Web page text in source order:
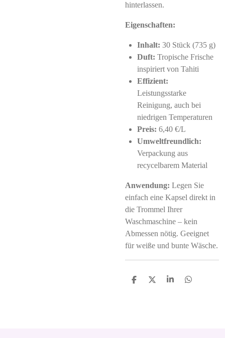
hinterlassen.
Eigenschaften:
Inhalt: 30 Stück (735 g)
Duft: Tropische Frische
inspiriert von Tahiti
Effizient:
Leistungsstarke
Reinigung, auch bei
niedrigen Temperaturen
Preis: 6,40 €/L
Umweltfreundlich:
Verpackung aus
recycelbarem Material
Anwendung: Legen Sie
einfach eine Kapsel direkt in
die Trommel Ihrer
Waschmaschine – kein
Abmessen nötig. Geeignet
für weiße und bunte Wäsche.
S
S
S
S